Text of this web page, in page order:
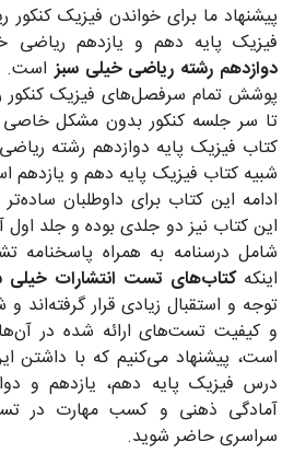
پیشنهاد ما برای خواندن فیزیک کنکور
فیزیک پایه دهم و یازدهم ریاضی
دوازدهم رشته ریاضی خیلی سبزاست.
پوشش تمام سرفصل‌های فیزیک کنکور
تا سر جلسه کنکور بدون مشکل
کتاب فیزیک پایه دوازدهم رشته
شبیه کتاب فیزیک پایه دهم و یازدهم
ادامه این کتاب برای داوطلبان
این کتاب نیز دو جلدی بوده و جلد
شامل درسنامه به همراه پاسخنامه
اینکه کتاب‌های تست انتشارات خیلی
توجه و استقبال زیادی قرار گرفته‌اند
و کیفیت تست‌های ارائه شده در
است، پیشنهاد می‌کنیم که با داشتن
درس فیزیک پایه دهم، یازدهم و
آمادگی ذهنی و کسب مهارت در
سراسری حاضر شوید.